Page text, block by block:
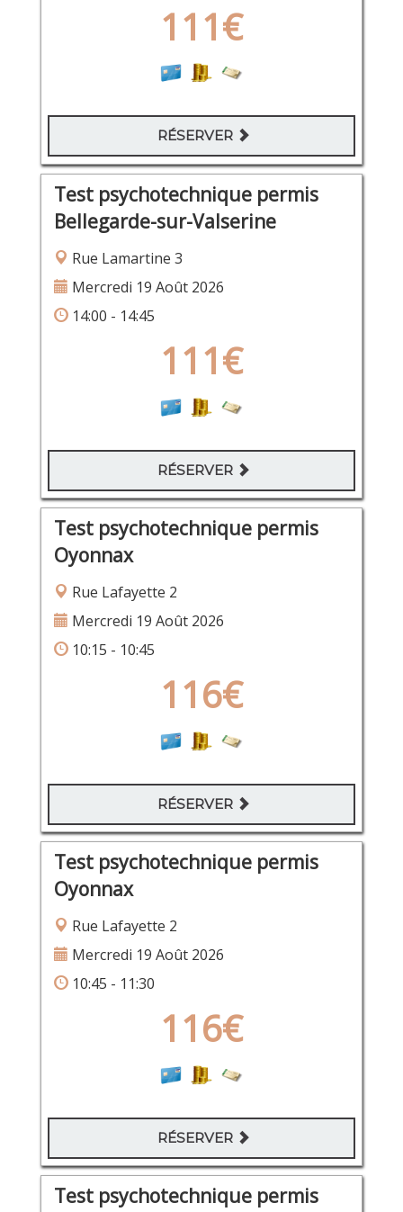
111€
RÉSERVER
Test psychotechnique permis
Bellegarde-sur-Valserine
Rue Lamartine 3
Mercredi 19 Août 2026
14:00 - 14:45
111€
RÉSERVER
Test psychotechnique permis
Oyonnax
Rue Lafayette 2
Mercredi 19 Août 2026
10:15 - 10:45
116€
RÉSERVER
Test psychotechnique permis
Oyonnax
Rue Lafayette 2
Mercredi 19 Août 2026
10:45 - 11:30
116€
RÉSERVER
Test psychotechnique permis